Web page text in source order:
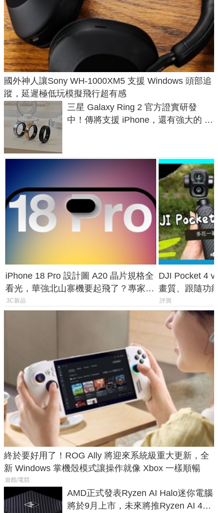
國外神人讓Sony WH-1000XM5 支援 Windows 頭部追
蹤，延遲極低玩模擬飛行超有感
三星 Galaxy Ring 2 官方證實研發
中！傳將支援 iPhone，還有強大的 AI
iPhone 18 Pro 設計圖 A20 晶片規格全
看光，華強北山寨機要起飛了？專家曝
山寨機無法復刻兩大關鍵
3C新品
DJI Pocket 4
畫質、跟隨功
一次看懂兩台
評測
終於要好用了！ROG Ally 將迎來系統級重大更新，全
新 Windows 掌機殼模式讓操作就像 Xbox 一樣順暢
遊戲/電競
AMD正式發表Ryzen AI Halo迷你電腦
將於9月上市，未來將推Ryzen AI 400